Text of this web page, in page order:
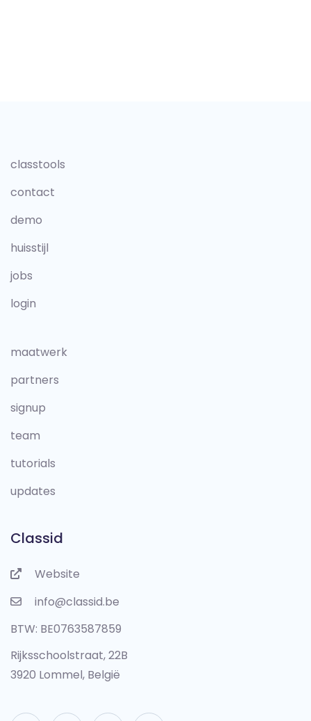
classtools
contact
demo
huisstijl
jobs
login
maatwerk
partners
signup
team
tutorials
updates
Classid
Website
info@classid.be
BTW: BE0763587859
Rijksschoolstraat, 22B
3920 Lommel, België